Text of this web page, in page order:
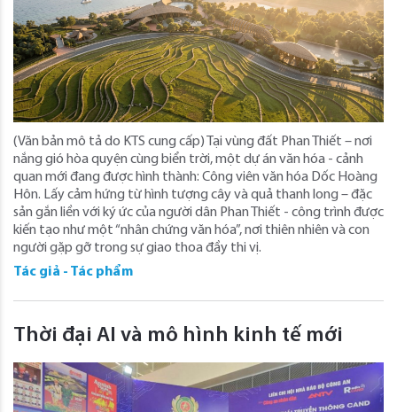
(Văn bản mô tả do KTS cung cấp) Tại vùng đất Phan Thiết – nơi
nắng gió hòa quyện cùng biển trời, một dự án văn hóa - cảnh
quan mới đang được hình thành: Công viên văn hóa Dốc Hoàng
Hôn. Lấy cảm hứng từ hình tượng cây và quả thanh long – đặc
sản gắn liền với ký ức của người dân Phan Thiết - công trình được
kiến tạo như một “nhân chứng văn hóa”, nơi thiên nhiên và con
người gặp gỡ trong sự giao thoa đầy thi vị.
Tác giả - Tác phẩm
Thời đại AI và mô hình kinh tế mới